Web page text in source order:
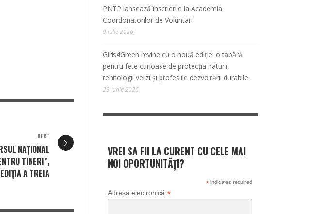
NEXT
NAȚIONAL
TINERI”,
EDIȚIA A TREIA
PNTP lansează înscrierile la Academia
Coordonatorilor de Voluntari.
9 iulie 2026
Girls4Green revine cu o nouă ediție: o tabără
pentru fete curioase de protecția naturii,
tehnologii verzi și profesiile dezvoltării durabile.
23 iunie 2026
VREI SA FII LA CURENT CU CELE MAI
NOI OPORTUNITĂȚI?
*indicates required
Adresa electronică *